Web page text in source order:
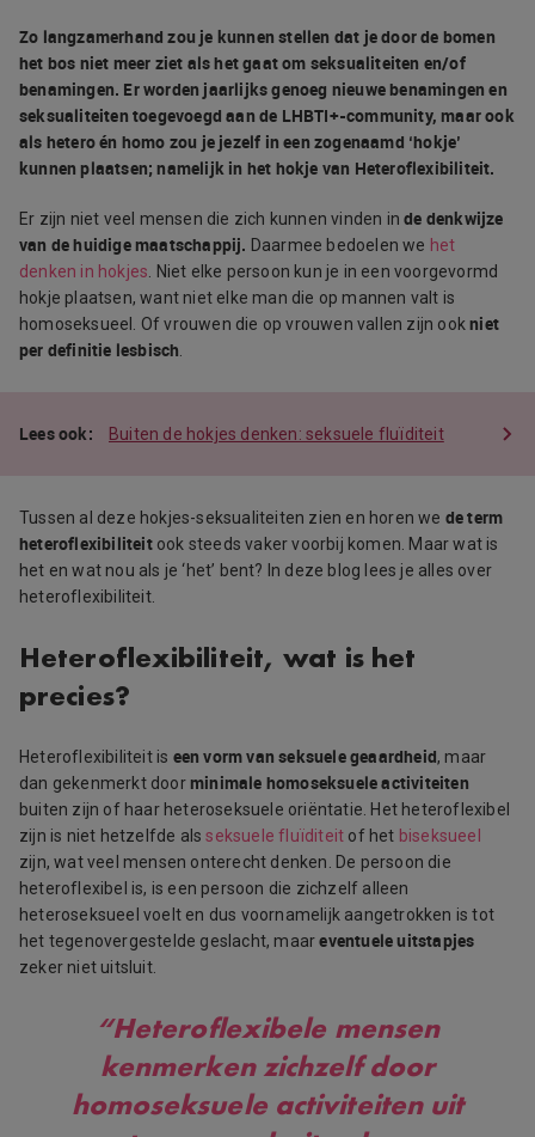
Zo langzamerhand zou je kunnen stellen dat je door de bomen
het bos niet meer ziet als het gaat om seksualiteiten en/of
benamingen. Er worden jaarlijks genoeg nieuwe benamingen en
seksualiteiten toegevoegd aan de LHBTI+-community, maar ook
als hetero én homo zou je jezelf in een zogenaamd ‘hokje’
kunnen plaatsen; namelijk in het hokje van Heteroflexibiliteit.
Er zijn niet veel mensen die zich kunnen vinden inde denkwijze
van de huidige maatschappij. Daarmee bedoelen we het
denken in hokjes . Niet elke persoon kun je in een voorgevormd
hokje plaatsen, want niet elke man die op mannen valt is
homoseksueel. Of vrouwen die op vrouwen vallen zijn ookniet
per definitie lesbisch
Buiten de hokjes denken: seksuele fluïditeit
Tussen al deze hokjes-seksualiteiten zien en horen we de term
heteroflexibiliteitook steeds vaker voorbij komen. Maar wat is
het en wat nou als je ‘het’ bent? In deze blog lees je alles over
heteroflexibiliteit.
Heteroflexibiliteit, wat is het
precies?
Heteroflexibiliteit is een vorm van seksuele geaardheid, maar
dan gekenmerkt doorminimale homoseksuele activiteiten
buiten zijn of haar heteroseksuele oriëntatie. Het heteroflexibel
zijn is niet hetzelfde alsseksuele fluïditeit of het biseksueel
zijn, wat veel mensen onterecht denken. De persoon die
heteroflexibel is, is een persoon die zichzelf alleen
heteroseksueel voelt en dus voornamelijk aangetrokken is tot
het tegenovergestelde geslacht, maareventuele uitstapjes
zeker niet uitsluit.
“Heteroflexibele mensen
kenmerken zichzelf door
homoseksuele activiteiten uit